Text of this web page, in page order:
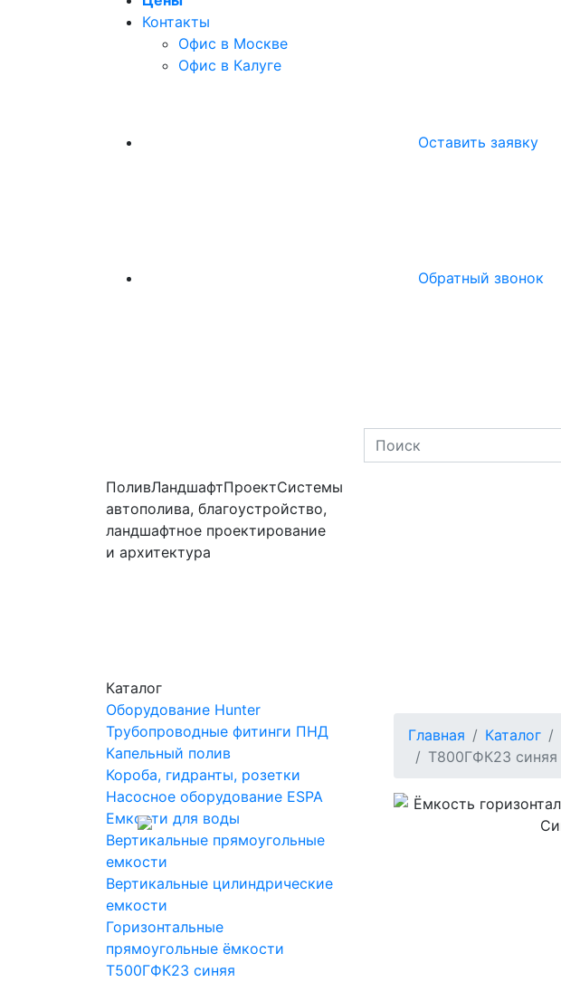
Контакты
Офис в Москве
Офис в Калуге
Оставить заявку
Обратный звонок
ПоливЛандшафтПроектСистемы
автополива, благоустройство,
ландшафтное проектирование
и архитектура
Каталог
Главная Каталог
Т800ГФК2З синяя
Оборудование Hunter
Трубопроводные фитинги ПНД
Капельный полив
Короба, гидранты, розетки
Насосное оборудование ESPA
Емкости для воды
Вертикальные прямоугольные
емкости
Вертикальные цилиндрические
емкости
Горизонтальные
прямоугольные ёмкости
Т500ГФК23 синяя